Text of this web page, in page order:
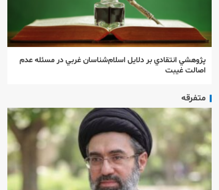
پژوهشي انتقادي بر دلايل اسلام‌شناسان غربي در مسئله عدم
اصالت غيبت
متفرقه